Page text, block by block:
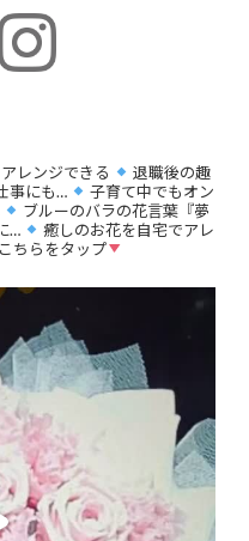
レンジできる
退職後の趣
事にも…
子育て中でもオン
ブルーのバラの花言葉『夢
…
癒しのお花を自宅でアレ
こちらをタップ